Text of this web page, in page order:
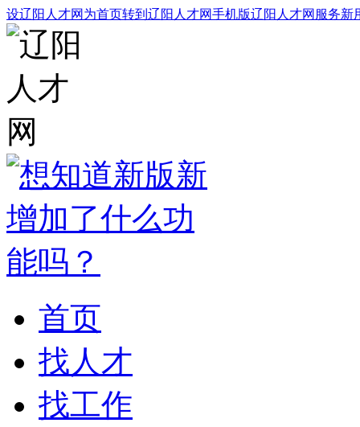
设辽阳人才网为首页转到辽阳人才网手机版辽阳人才网服务新
首页
找人才
找工作